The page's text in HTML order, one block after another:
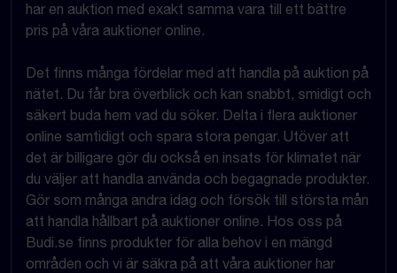
har en auktion med exakt samma vara till ett bättre
pris på våra auktioner online.
Det finns många fördelar med att handla på auktion på
nätet. Du får bra överblick och kan snabbt, smidigt och
säkert buda hem vad du söker. Delta i flera auktioner
online samtidigt och spara stora pengar. Utöver att
det är billigare gör du också en insats för klimatet när
du väljer att handla använda och begagnade produkter.
Gör som många andra idag och försök till största mån
att handla hållbart på auktioner online. Hos oss på
Budi.se finns produkter för alla behov i en mängd
områden och vi är säkra på att våra auktioner har